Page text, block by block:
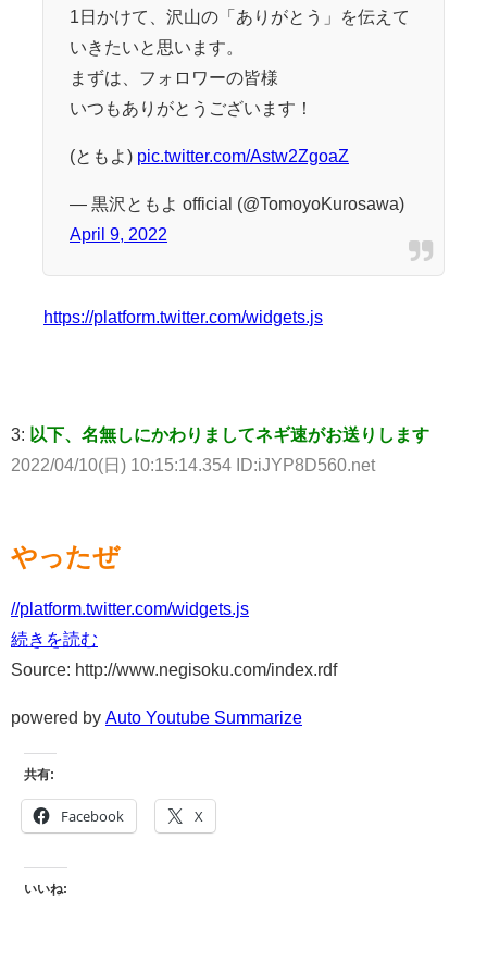
1日かけて、沢山の「ありがとう」を伝えて
いきたいと思います。
まずは、フォロワーの皆様
いつもありがとうございます！
(ともよ) pic.twitter.com/Astw2ZgoaZ
— 黒沢ともよ official (@TomoyoKurosawa)
April 9, 2022
https://platform.twitter.com/widgets.js
3: 以下、名無しにかわりましてネギ速がお送りします
2022/04/10(日) 10:15:14.354 ID:iJYP8D560.net
やったぜ
//platform.twitter.com/widgets.js
続きを読む
Source: http://www.negisoku.com/index.rdf
powered by Auto Youtube Summarize
共有:
Facebook X
いいね: